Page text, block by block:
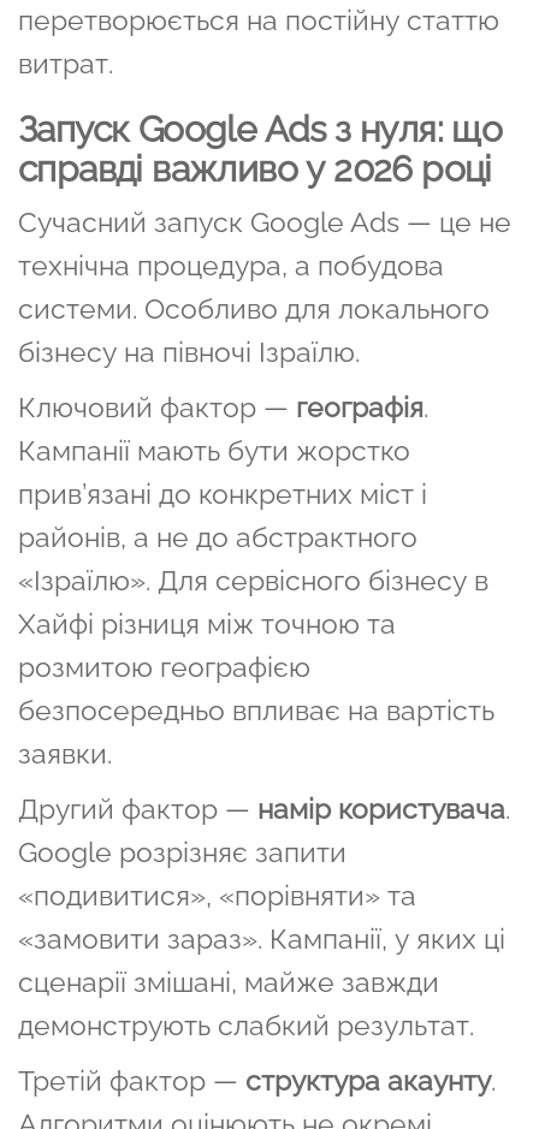
перетворюється на постійну статтю
витрат.
Запуск Google Ads з нуля: що
справді важливо у 2026 році
Сучасний запуск Google Ads — це не
технічна процедура, а побудова
системи. Особливо для локального
бізнесу на півночі Ізраїлю.
Ключовий фактор — географія.
Кампанії мають бути жорстко
прив’язані до конкретних міст і
районів, а не до абстрактного
«Ізраїлю». Для сервісного бізнесу в
Хайфі різниця між точною та
розмитою географією
безпосередньо впливає на вартість
заявки.
Другий фактор — намір користувача.
Google розрізняє запити
«подивитися», «порівняти» та
«замовити зараз». Кампанії, у яких ці
сценарії змішані, майже завжди
демонструють слабкий результат.
Третій фактор — структура акаунту.